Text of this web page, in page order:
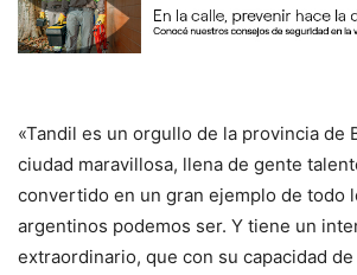
«Tandil es un orgullo de la provincia de
ciudad maravillosa, llena de gente
convertido en un gran ejemplo de todo
argentinos podemos ser. Y tiene un
extraordinario, que con su capacidad